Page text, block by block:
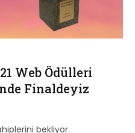
Web Ödülleri
Finaldeyiz
bekliyor.